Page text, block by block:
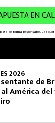
2026
de
América